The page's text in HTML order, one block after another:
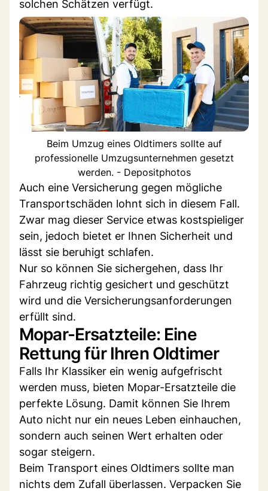
solchen Schätzen verfügt.
Beim Umzug eines Oldtimers sollte auf
professionelle Umzugsunternehmen gesetzt
werden. - Depositphotos
Auch eine Versicherung gegen mögliche
Transportschäden lohnt sich in diesem Fall.
Zwar mag dieser Service etwas kostspieliger
sein, jedoch bietet er Ihnen Sicherheit und
lässt sie beruhigt schlafen.
Nur so können Sie sichergehen, dass Ihr
Fahrzeug richtig gesichert und geschützt
wird und die Versicherungsanforderungen
erfüllt sind.
Mopar-Ersatzteile: Eine
Rettung für Ihren Oldtimer
Falls Ihr Klassiker ein wenig aufgefrischt
werden muss, bieten Mopar-Ersatzteile die
perfekte Lösung. Damit können Sie Ihrem
Auto nicht nur ein neues Leben einhauchen,
sondern auch seinen Wert erhalten oder
sogar steigern.
Beim Transport eines Oldtimers sollte man
nichts dem Zufall überlassen. Verpacken Sie